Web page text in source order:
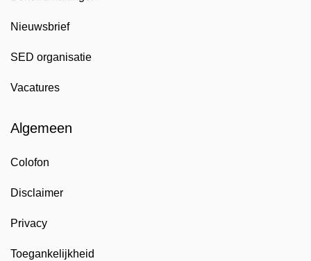
Nieuwsbrief
SED organisatie
Vacatures
Algemeen
Colofon
Disclaimer
Privacy
Toegankelijkheid